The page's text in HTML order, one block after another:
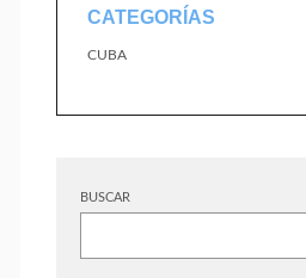
CATEGORÍAS
CUBA
BUSCAR